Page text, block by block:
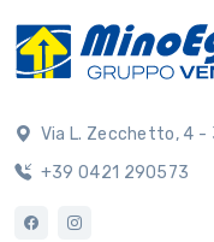
Via L. Zecchetto, 4 -
+39 0421 290573